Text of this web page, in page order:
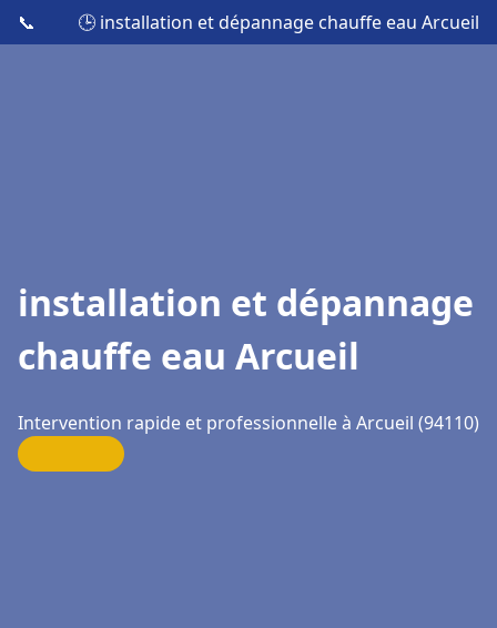
📞 🕒 installation et dépannage chauffe eau Arcueil
installation et dépannage
chauffe eau Arcueil
Intervention rapide et professionnelle à Arcueil (94110)